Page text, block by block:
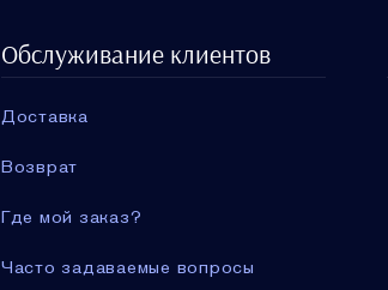
Обслуживание клиентов
Доставка
Возврат
Где мой заказ?
Часто задаваемые вопросы